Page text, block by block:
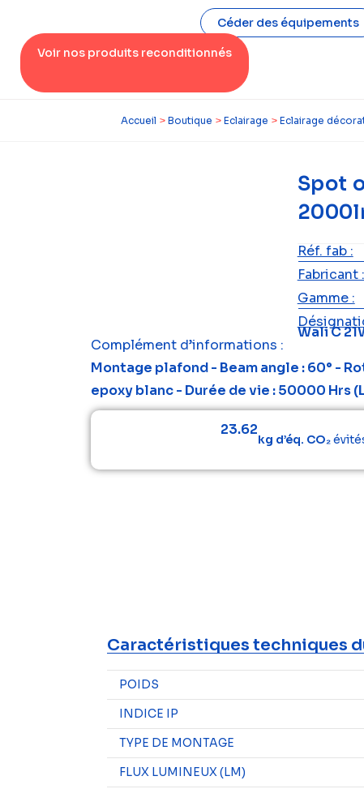
Céder des équipements
Voir nos produits reconditionnés
Accueil > Boutique > Eclairage > Eclairage
Spot
Réf. fab :
Fabricant :
Gamme :
Wali C
Complément d’informations :
Montage plafond - Beam angle : 60° -
epoxy blanc - Durée de vie : 50000 Hrs
23.62
kg d’éq. CO₂
Caractéristiques techniques
POIDS
INDICE IP
TYPE DE MONTAGE
FLUX LUMINEUX (LM)